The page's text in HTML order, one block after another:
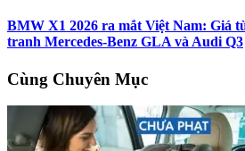
BMW X1 2026 ra mắt Việt Nam: Giá
tranh Mercedes-Benz GLA và Audi Q3
Cùng Chuyên Mục